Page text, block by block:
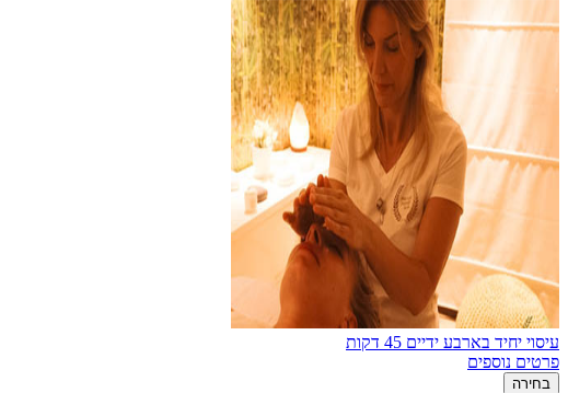
עיסוי יחיד בארבע ידיים 45 דקות
פרטים נוספים
בחירה